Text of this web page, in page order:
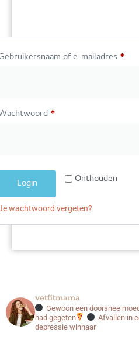
of e-mailadres *
*
Onthouden
Login
wachtwoord vergeten?
vetfitmama
Gewoon een doorsnee
had gegeten
Afvallen in
depressie winnaar